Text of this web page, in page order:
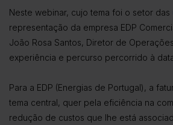
Neste webinar, cujo tema foi o setor das
representação da empresa EDP
João Rosa Santos, Diretor de
experiência e percurso percorrido à
Para a EDP (Energias de Portugal), a
tema central, quer pela eficiência na
redução de custos que lhe está